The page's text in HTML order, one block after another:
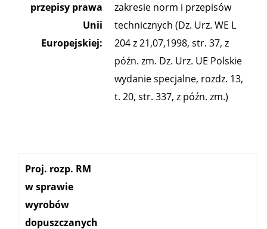
przepisy prawa
Unii
Europejskiej:
zakresie norm i przepisów
technicznych (Dz. Urz. WE L
204 z 21,07,1998, str. 37, z
późn. zm. Dz. Urz. UE Polskie
wydanie specjalne, rozdz. 13,
t. 20, str. 337, z późn. zm.)
Kategoria:
Proj. rozp. RM
w sprawie
wyrobów
dopuszczanych